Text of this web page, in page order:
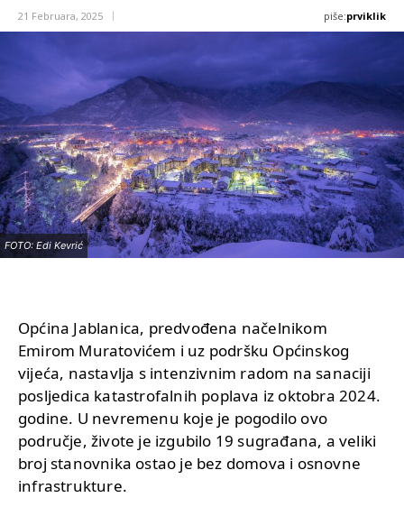
21 Februara, 2025 piše:prviklik
FOTO: Edi Kevrić
Općina Jablanica, predvođena načelnikom
Emirom Muratovićem i uz podršku Općinskog
vijeća, nastavlja s intenzivnim radom na sanaciji
posljedica katastrofalnih poplava iz oktobra 2024.
godine. U nevremenu koje je pogodilo ovo
područje, živote je izgubilo 19 sugrađana, a veliki
broj stanovnika ostao je bez domova i osnovne
infrastrukture.